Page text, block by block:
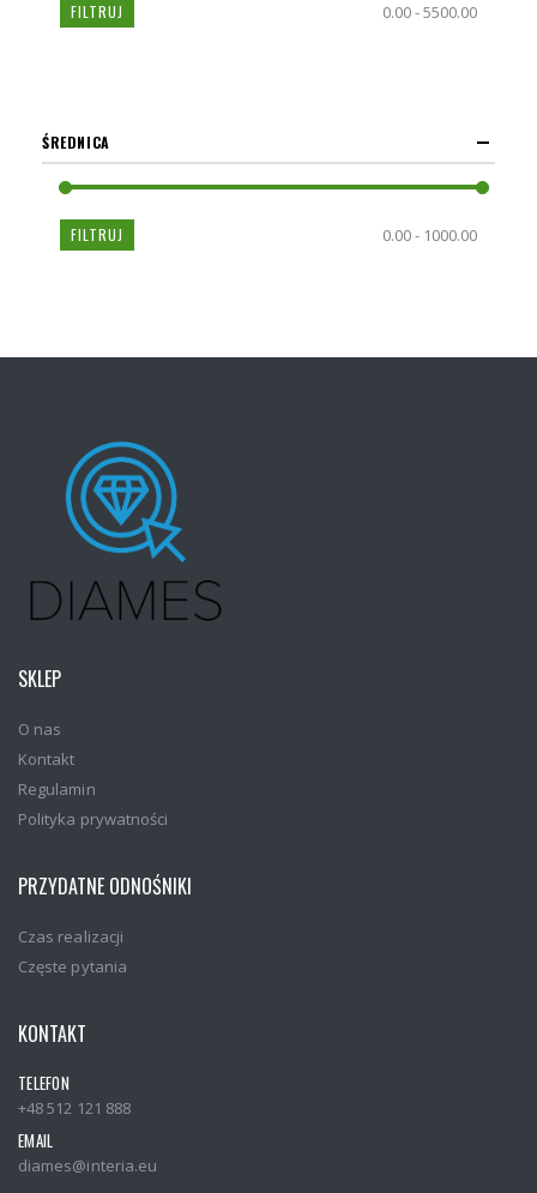
FILTRUJ 0.00 - 5500.00
ŚREDNICA
FILTRUJ 0.00 - 1000.00
SKLEP
O nas
Kontakt
Regulamin
Polityka prywatności
PRZYDATNE ODNOŚNIKI
Czas realizacji
Częste pytania
KONTAKT
TELEFON
+48 512 121 888
EMAIL
diames@interia.eu